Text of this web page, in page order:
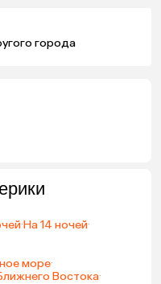
города
·На 14 ночей·
море·
Востока·